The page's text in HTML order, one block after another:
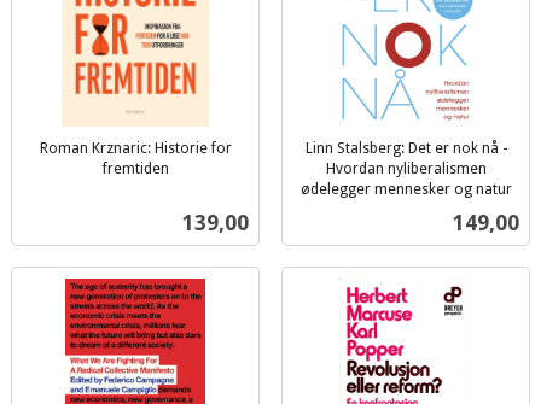
Roman Krznaric: Historie for
fremtiden
Pris
139,00
Linn Stalsberg: Det er nok nå -
Hvordan nyliberalismen
ødelegger mennesker og natur
Pris
149,00